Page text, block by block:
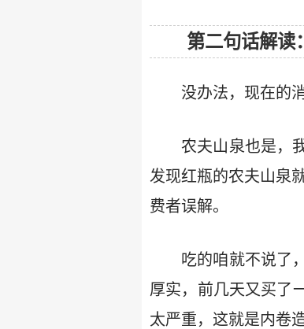
第二句话解读
没办法，现在的
农夫山泉也是，
发现红瓶的农夫山泉
费者误解。
吃的咱就不说了
厚实，前几天又买了
太严重，这就是内卷